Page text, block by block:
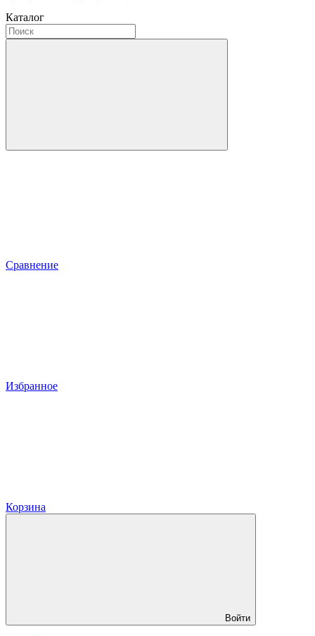
Каталог
Сравнение
Избранное
Корзина
Войти